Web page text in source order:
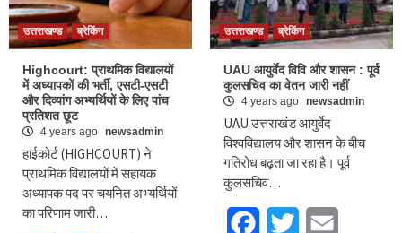
उत्तराखण्ड ब्रेकिंग
Highcourt: प्राथमिक विद्यालयों
में अध्यापकों की भर्ती, एसटी-एसटी
और दिव्यांग अभ्यर्थियों के लिए पांच
प्रतिशत छूट
4 years ago newsadmin
हाईकोर्ट (HIGHCOURT) ने
प्राथमिक विद्यालयों में सहायक
अध्यापक पद पर चयनित अभ्यर्थियों
का परिणाम जारी…
उत्तराखण्ड ब्रेकिंग
UAU आयुर्वेद विवि और शासन : पूर्व
कुलसचिव का वेतन जारी नहीं
4 years ago newsadmin
UAU उत्तराखंड आयुर्वेद
विश्वविद्यालय और शासन के बीच
गतिरोध बढ़ता जा रहा है। पूर्व
कुलसचिव…
FacebookTwitter